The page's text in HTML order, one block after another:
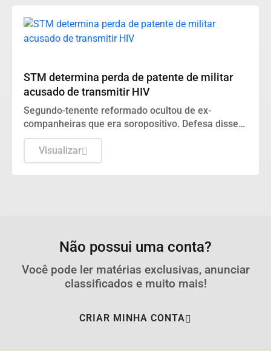
STM determina perda de patente de militar
acusado de transmitir HIV
Segundo-tenente reformado ocultou de ex-
companheiras que era soropositivo. Defesa disse
que conduta diz respeito à vida privada do acusado
e não tem relação com a função no Exército.
Visualizar
Não possui uma conta?
Você pode ler matérias exclusivas, anunciar
classificados e muito mais!
CRIAR MINHA CONTA